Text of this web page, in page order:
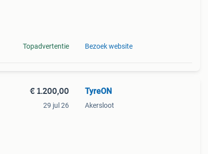
Topadvertentie Bezoek website
€ 1.200,00
29 jul 26
TyreON
Akersloot